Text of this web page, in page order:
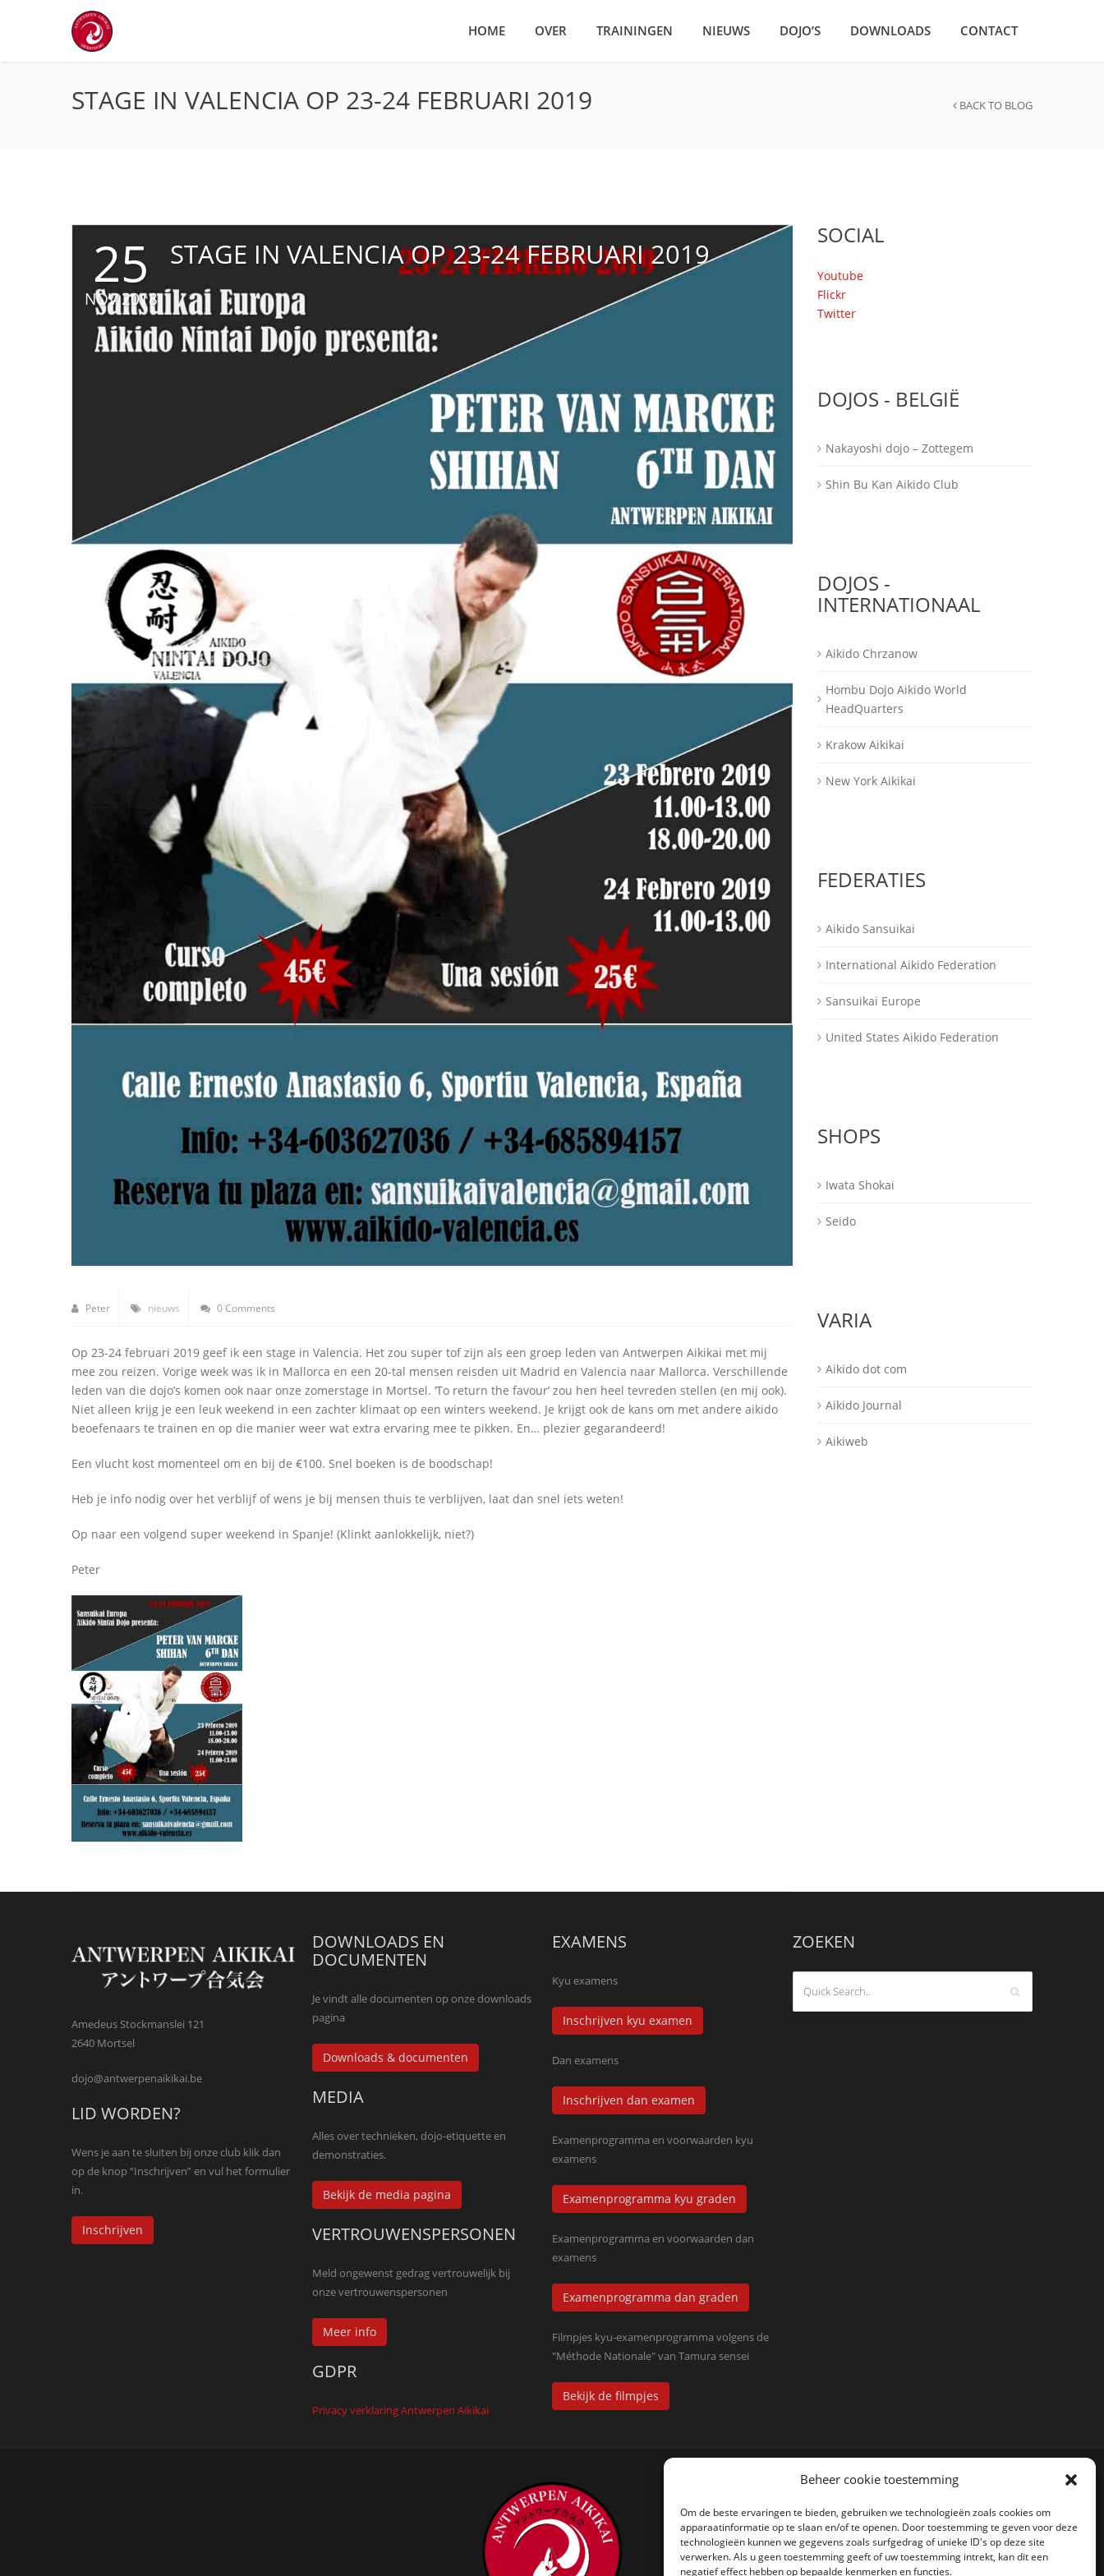
Beheer cookie toestemming
Om de beste ervaringen te bieden, gebruiken we technologieën zoals cookies om
apparaatinformatie op te slaan en/of te openen. Door toestemming te geven voor deze
technologieën kunnen we gegevens zoals surfgedrag of unieke ID's op deze site
verwerken. Als u geen toestemming geeft of uw toestemming intrekt, kan dit een
negatief effect hebben op bepaalde kenmerken en functies.
HOME OVER TRAININGEN NIEUWS DOJO’S DOWNLOADS CONTACT
STAGE IN VALENCIA OP 23-24 FEBRUARI 2019 BACK TO BLOG
25
NOV 2018
STAGE IN VALENCIA OP 23-24 FEBRUARI 2019
Peter nieuws 0 Comments
Op 23-24 februari 2019 geef ik een stage in Valencia. Het zou super tof zijn als een groep leden van Antwerpen Aikikai met mij
mee zou reizen. Vorige week was ik in Mallorca en een 20-tal mensen reisden uit Madrid en Valencia naar Mallorca. Verschillende
leden van die dojo’s komen ook naar onze zomerstage in Mortsel. ‘To return the favour’ zou hen heel tevreden stellen (en mij ook).
Niet alleen krijg je een leuk weekend in een zachter klimaat op een winters weekend. Je krijgt ook de kans om met andere aikido
beoefenaars te trainen en op die manier weer wat extra ervaring mee te pikken. En… plezier gegarandeerd!
Een vlucht kost momenteel om en bij de €100. Snel boeken is de boodschap!
Heb je info nodig over het verblijf of wens je bij mensen thuis te verblijven, laat dan snel iets weten!
Op naar een volgend super weekend in Spanje! (Klinkt aanlokkelijk, niet?)
Peter
SOCIAL
Youtube
Flickr
Twitter
DOJOS - BELGIË
Nakayoshi dojo – Zottegem
Shin Bu Kan Aikido Club
DOJOS -
INTERNATIONAAL
Aikido Chrzanow
Hombu Dojo Aikido World
HeadQuarters
Krakow Aikikai
New York Aikikai
FEDERATIES
Aikido Sansuikai
International Aikido Federation
Sansuikai Europe
United States Aikido Federation
SHOPS
Iwata Shokai
Seido
VARIA
Aikido dot com
Aikido Journal
Aikiweb
Amedeus Stockmanslei 121
2640 Mortsel
dojo@antwerpenaikikai.be
LID WORDEN?
Wens je aan te sluiten bij onze club klik dan
op de knop “Inschrijven” en vul het formulier
in.
Inschrijven
DOWNLOADS EN
DOCUMENTEN
Je vindt alle documenten op onze downloads
pagina
Downloads & documenten
MEDIA
Alles over technieken, dojo-etiquette en
demonstraties.
Bekijk de media pagina
VERTROUWENSPERSONEN
Meld ongewenst gedrag vertrouwelijk bij
onze vertrouwenspersonen
Meer info
GDPR
Privacy verklaring Antwerpen Aikikai
EXAMENS
Kyu examens
Inschrijven kyu examen
Dan examens
Inschrijven dan examen
Examenprogramma en voorwaarden kyu
examens
Examenprogramma kyu graden
Examenprogramma en voorwaarden dan
examens
Examenprogramma dan graden
Filmpjes kyu-examenprogramma volgens de
"Méthode Nationale" van Tamura sensei
Bekijk de filmpjes
ZOEKEN